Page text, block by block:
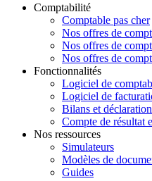
Comptabilité
Comptable pas cher
Nos offres de
Nos offres de
Nos offres de
Fonctionnalités
Logiciel de
Logiciel de
Bilans et
Compte de résultat
Nos ressources
Simulateurs
Modèles de
Guides